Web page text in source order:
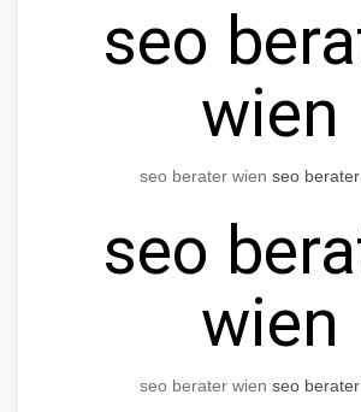
seo
wien
seo berater wien seo
seo
wien
seo berater wien seo